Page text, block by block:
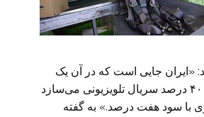
«ایران جایی است که در آن یک
موسسه مالی با سود ۴۰ درصد سریال تلویزیونی می‌سازد
با سود هفت درصد.» به گفته